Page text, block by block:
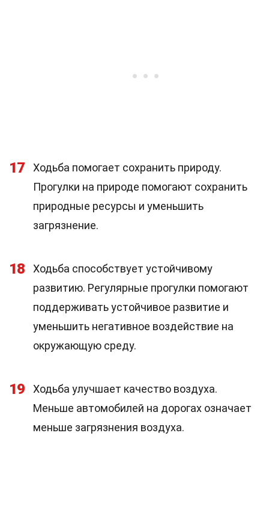
17
Ходьба помогает сохранить природу.
Прогулки на природе помогают сохранить
природные ресурсы и уменьшить
загрязнение.
18
Ходьба способствует устойчивому
развитию. Регулярные прогулки помогают
поддерживать устойчивое развитие и
уменьшить негативное воздействие на
окружающую среду.
19
Ходьба улучшает качество воздуха.
Меньше автомобилей на дорогах означает
меньше загрязнения воздуха.